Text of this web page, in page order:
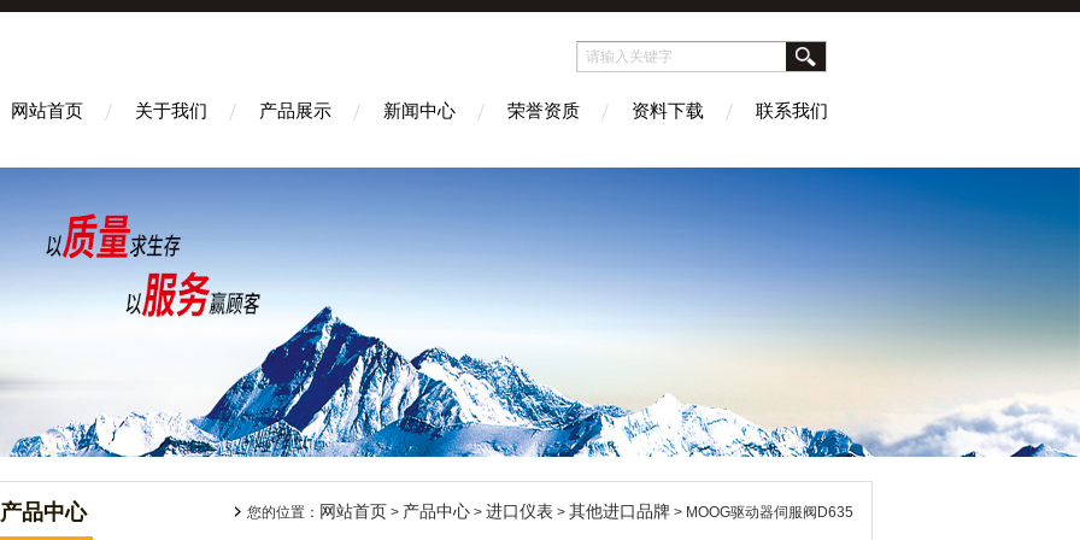
网站首页 关于我们 产品展示 新闻中心 荣誉资质 资料下载 联系我们
产品中心 您的位置： 网站首页 > 产品中心 > 进口仪表 > 其他进口品牌 > MOOG驱动器伺服阀D635